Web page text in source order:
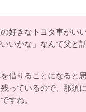
好きなトヨタ車がい
いかな」なんて父と
借りることになると思
っているので、那須
すね。